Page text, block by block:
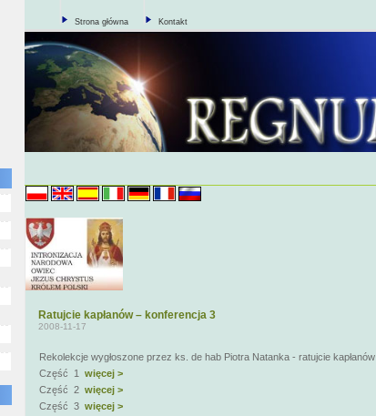
Strona główna Kontakt
Ratujcie kapłanów – konferencja 3
2008-11-17
Rekolekcje wygłoszone przez ks. de hab Piotra Natanka - ratujcie kapłanów
Część 1 więcej >
Część 2 więcej >
Część 3 więcej >